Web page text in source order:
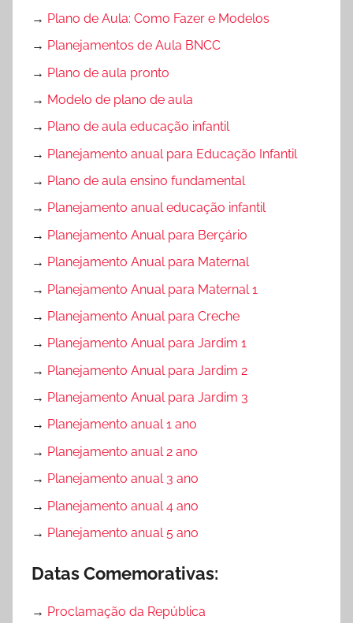
→ Plano de Aula: Como Fazer e Modelos
→ Planejamentos de Aula BNCC
→ Plano de aula pronto
→ Modelo de plano de aula
→ Plano de aula educação infantil
→ Planejamento anual para Educação Infantil
→ Plano de aula ensino fundamental
→ Planejamento anual educação infantil
→ Planejamento Anual para Berçário
→ Planejamento Anual para Maternal
→ Planejamento Anual para Maternal 1
→ Planejamento Anual para Creche
→ Planejamento Anual para Jardim 1
→ Planejamento Anual para Jardim 2
→ Planejamento Anual para Jardim 3
→ Planejamento anual 1 ano
→ Planejamento anual 2 ano
→ Planejamento anual 3 ano
→ Planejamento anual 4 ano
→ Planejamento anual 5 ano
Datas Comemorativas:
→ Proclamação da República